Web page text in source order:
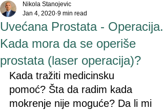
Uvećana Prostata - Operacija.
Kada mora da se operiše
prostata (laser operacija)?
Nikola Stanojevic
Jan 4, 2020 9 min read
Kada tražiti medicinsku
pomoć? Šta da radim kada
mokrenje nije moguće? Da li mi